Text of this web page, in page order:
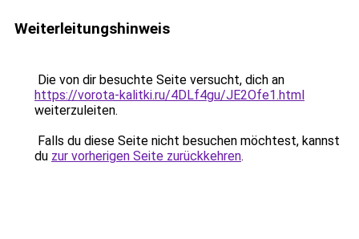
Weiterleitungshinweis
Die von dir besuchte Seite versucht, dich an
https://vorota-kalitki.ru/4DLf4gu/JE2Ofe1.html
weiterzuleiten.
Falls du diese Seite nicht besuchen möchtest, kannst
du zur vorherigen Seite zurückkehren.